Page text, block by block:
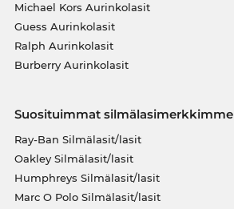
Michael Kors Aurinkolasit
Guess Aurinkolasit
Ralph Aurinkolasit
Burberry Aurinkolasit
Suosituimmat silmälasimerkkimme
Ray-Ban Silmälasit/lasit
Oakley Silmälasit/lasit
Humphreys Silmälasit/lasit
Marc O Polo Silmälasit/lasit